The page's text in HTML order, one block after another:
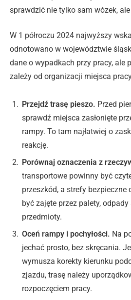
sprawdzić nie tylko sam wózek,
W 1 półroczu 2024 najwyższy
odnotowano w województwie
dane o wypadkach przy pracy, ale
zależy od organizacji miejsca
Przejdź trasę pieszo. Przed
sprawdź miejsca zasłonięte
rampy. To tam najłatwiej o
reakcję.
Porównaj oznaczenia z
transportowe powinny być
przeszkód, a strefy bezpieczne
być zajęte przez palety,
przedmioty.
Oceń rampy i pochyłości. Na
jechać prosto, bez skręcania.
wymusza korekty kierunku
zjazdu, trasę należy
rozpoczęciem pracy.